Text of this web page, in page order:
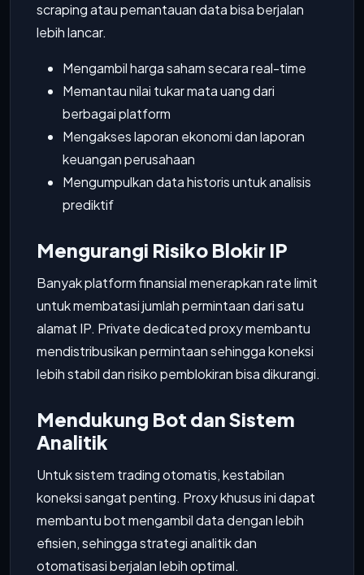
scraping atau pemantauan data bisa berjalan
lebih lancar.
Mengambil harga saham secara real-time
Memantau nilai tukar mata uang dari
berbagai platform
Mengakses laporan ekonomi dan laporan
keuangan perusahaan
Mengumpulkan data historis untuk analisis
prediktif
Mengurangi Risiko Blokir IP
Banyak platform finansial menerapkan rate limit
untuk membatasi jumlah permintaan dari satu
alamat IP. Private dedicated proxy membantu
mendistribusikan permintaan sehingga koneksi
lebih stabil dan risiko pemblokiran bisa dikurangi.
Mendukung Bot dan Sistem
Analitik
Untuk sistem trading otomatis, kestabilan
koneksi sangat penting. Proxy khusus ini dapat
membantu bot mengambil data dengan lebih
efisien, sehingga strategi analitik dan
otomatisasi berjalan lebih optimal.